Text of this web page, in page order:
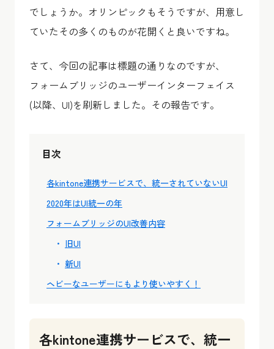
でしょうか。オリンピックもそうですが、用意し
ていたその多くのものが花開くと良いですね。
さて、今回の記事は標題の通りなのですが、
フォームブリッジのユーザーインターフェイス
(以降、UI)を刷新しました。その報告です。
目次
各kintone連携サービスで、統一されていないUI
2020年はUI統一の年
フォームブリッジのUI改善内容
旧UI
新UI
ヘビーなユーザーにもより使いやすく！
各kintone連携サービスで、統一